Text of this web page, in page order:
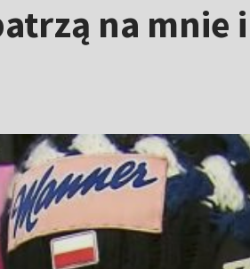
na mnie